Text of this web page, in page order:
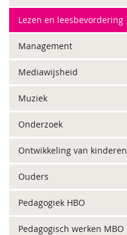
Lezen en leesbevordering
Management
Mediawijsheid
Muziek
Onderzoek
Ontwikkeling van kinderen
Ouders
Pedagogiek HBO
Pedagogisch werken MBO